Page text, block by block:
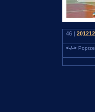
46 |
<-/->